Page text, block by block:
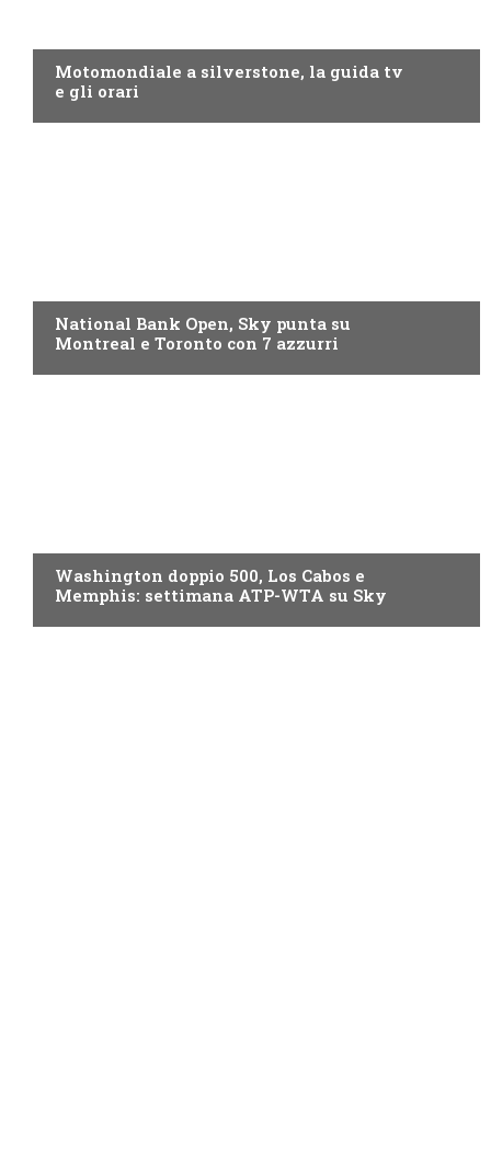
Motomondiale a silverstone, la guida tv
e gli orari
National Bank Open, Sky punta su
Montreal e Toronto con 7 azzurri
Washington doppio 500, Los Cabos e
Memphis: settimana ATP-WTA su Sky